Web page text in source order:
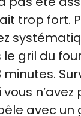
trop fort.
le gril du
n’avez
avec un